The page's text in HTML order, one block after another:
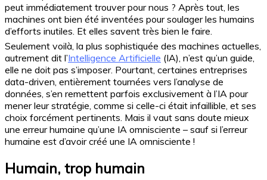
peut immédiatement trouver pour nous ? Après tout, les
machines ont bien été inventées pour soulager les humains
d’efforts inutiles. Et elles savent très bien le faire.
Seulement voilà, la plus sophistiquée des machines actuelles,
autrement dit l’Intelligence Artificielle (IA), n’est qu’un guide,
elle ne doit pas s’imposer. Pourtant, certaines entreprises
data-driven, entièrement tournées vers l’analyse de
données, s’en remettent parfois exclusivement à l’IA pour
mener leur stratégie, comme si celle-ci était infaillible, et ses
choix forcément pertinents. Mais il vaut sans doute mieux
une erreur humaine qu’une IA omnisciente – sauf si l’erreur
humaine est d’avoir créé une IA omnisciente !
Humain, trop humain